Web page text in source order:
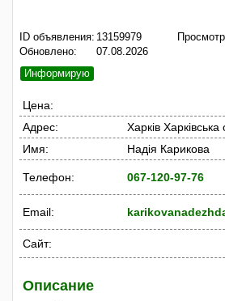
ID объявления: 13159979
Обновлено:
07.08.2026
Информирую
Цена:
Адрес:
Харків Харківська
Имя:
Надія Карикова
Телефон: 067-120-97-76
Email:
Сайт:
Описание